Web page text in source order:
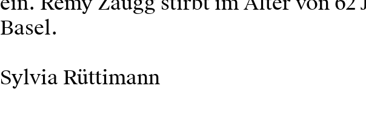
Basel.
Sylvia Rüttimann